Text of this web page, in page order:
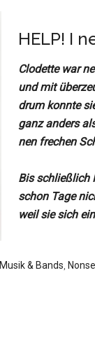
HELP! I
Clodette war
und mit
drum konnte
ganz anders
nen frechen
Bis schließlich
schon Tage
weil sie sich
Musik & Bands